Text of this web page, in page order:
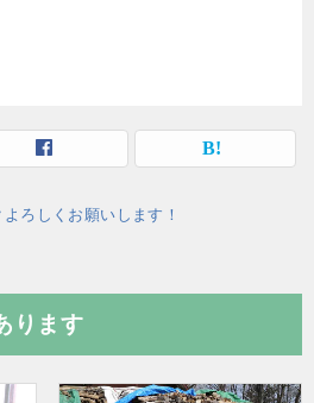
ろしくお願いします！
ります